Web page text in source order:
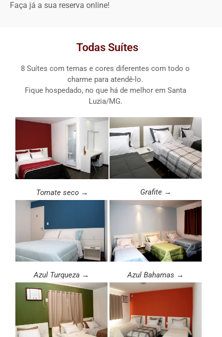
Faça já a sua reserva online!
Todas Suítes
8 Suítes com temas e cores diferentes com todo o
charme para atendê-lo.
Fique hospedado, no que há de melhor em Santa
Luzia/MG.
Tomate seco → Grafite →
Azul Turqueza → Azul Bahamas →